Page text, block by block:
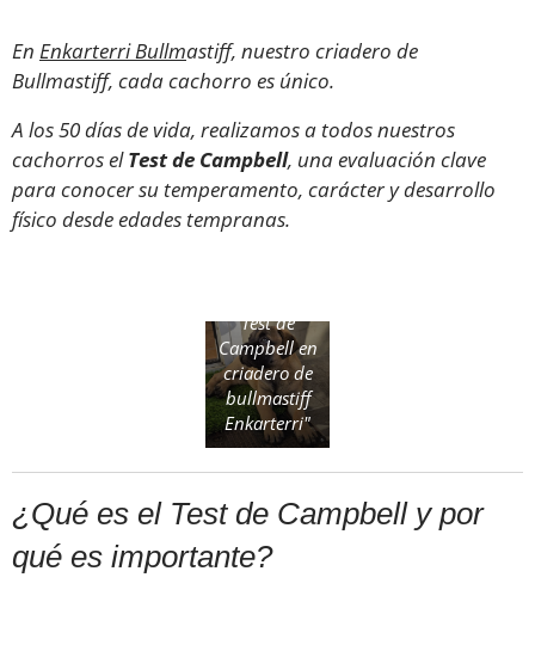
En Enkarterri Bullmastiff, nuestro criadero de
Bullmastiff, cada cachorro es único.
A los 50 días de vida, realizamos a todos nuestros
cachorros elTest de Campbell, una evaluación clave
para conocer su temperamento, carácter y desarrollo
físico desde edades tempranas.
“Cachorro
Test de
Campbell en
criadero de
bullmastiff
Enkarterri"
¿Qué es el Test de Campbell y por
qué es importante?